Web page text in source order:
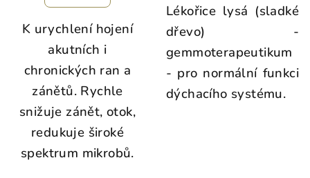
z
hvězdiček.
K urychlení hojení
akutních i
chronických ran a
zánětů. Rychle
snižuje zánět, otok,
redukuje široké
spektrum mikrobů.
Lékořice lysá (sladké
dřevo) -
gemmoterapeutikum
- pro normální funkci
dýchacího systému.